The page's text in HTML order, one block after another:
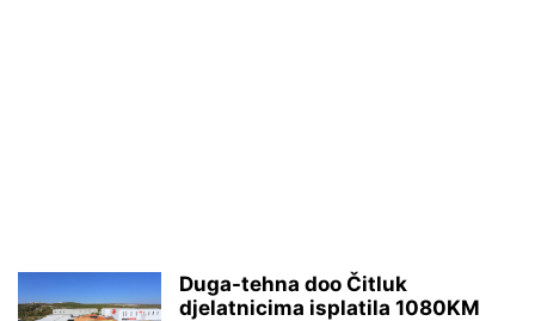
Duga-tehna doo Čitluk
djelatnicima isplatila 1080KM